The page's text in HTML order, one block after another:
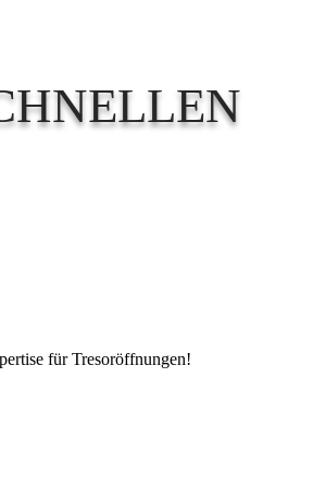
für Tresoröffnungen!